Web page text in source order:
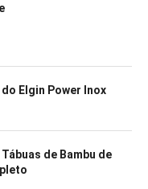
Elgin Power Inox
de Bambu de